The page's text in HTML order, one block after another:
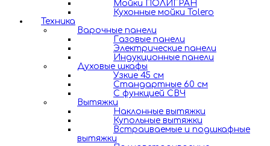
Мойки ПОЛИГРАН
Кухонные мойки Tolero
Техника
Варочные панели
Газовые панели
Электрические панели
Индукционные панели
Духовые шкафы
Узкие 45 см
Стандартные 60 см
С функцией СВЧ
Вытяжки
Наклонные вытяжки
Купольные вытяжки
Встраиваемые и подшкафные
вытяжки